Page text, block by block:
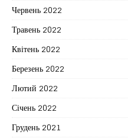
Червень 2022
Травень 2022
Квітень 2022
Березень 2022
Лютий 2022
Січень 2022
Грудень 2021